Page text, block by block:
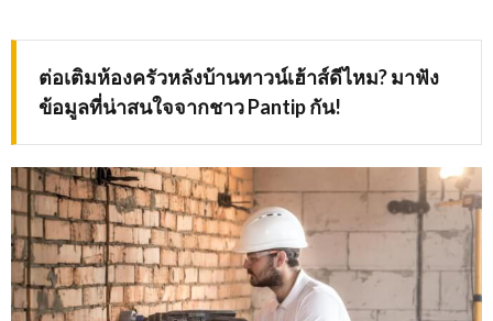
ต่อเติมห้องครัวหลังบ้านทาวน์เฮ้าส์ดีไหม? มาฟัง
ข้อมูลที่น่าสนใจจากชาว Pantip กัน!